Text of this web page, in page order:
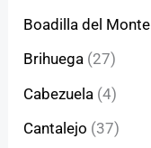
Boadilla del Monte
Brihuega (27)
Cabezuela (4)
Cantalejo (37)